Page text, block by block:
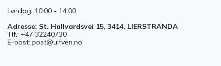
Lørdag: 10:00 - 14:00
Adresse: St. Hallvardsvei 15, 3414, LIERSTRANDA
Tlf.: +47 32240730
E-post: post@ulfven.no